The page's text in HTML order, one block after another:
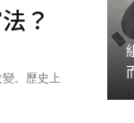
？
。歷史上